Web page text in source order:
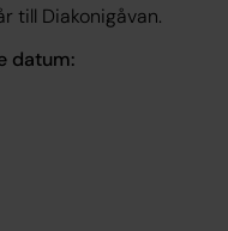
till Diakonigåvan.
datum: